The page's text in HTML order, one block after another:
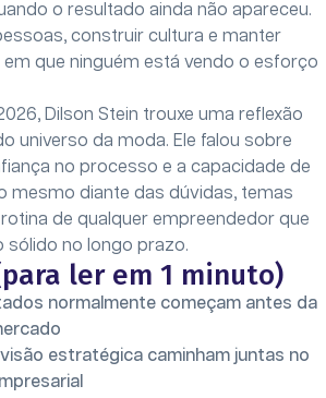
o resultado ainda não apareceu.
construir cultura e manter
que ninguém está vendo o esforço
Dilson Stein trouxe uma reflexão
universo da moda. Ele falou sobre
no processo e a capacidade de
mesmo diante das dúvidas, temas
de qualquer empreendedor que
sólido no longo prazo.
ler em 1 minuto)
normalmente começam antes da
estratégica caminham juntas no